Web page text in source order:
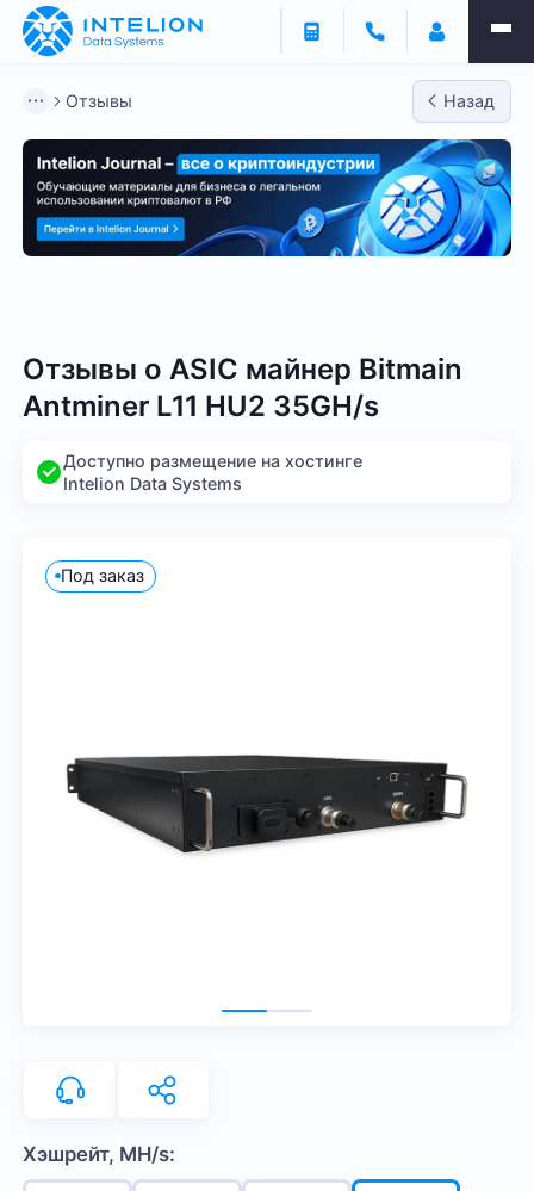
Отзывы Назад
Отзывы о ASIC майнер Bitmain
Antminer L11 HU2 35GH/s
Доступно размещение на хостинге
Intelion Data Systems
Под заказ
Хэшрейт, MH/s: